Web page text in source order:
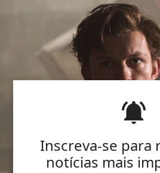
Inscreva-se para
notícias mais